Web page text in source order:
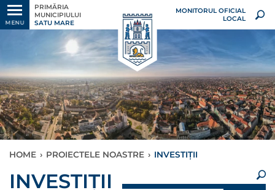
MENU
PRIMĂRIA
MUNICIPIULUI
SATU MARE
MONITORUL OFICIAL
LOCAL
HOME › PROIECTELE NOASTRE › INVESTIȚII
×
INVESTIȚII